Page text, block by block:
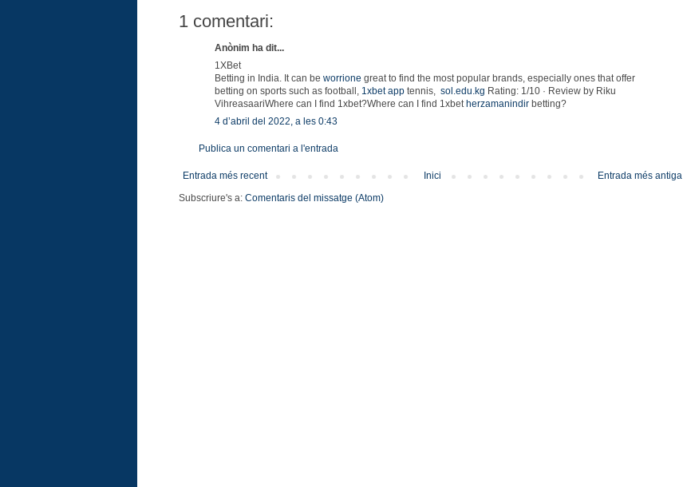
1 comentari:
Anònim ha dit...
1XBet
Betting in India. It can be worrione great to find the most popular brands, especially ones that offer
betting on sports such as football, 1xbet app tennis, sol.edu.kg Rating: 1/10 · ‎Review by Riku
VihreasaariWhere can
I find 1xbet?Where can I find 1xbet herzamanindir betting?
4 d’abril del 2022, a les 0:43
Publica un comentari a l'entrada
Entrada més recent Entrada més antiga
Inici
Subscriure's a: Comentaris del missatge (Atom)